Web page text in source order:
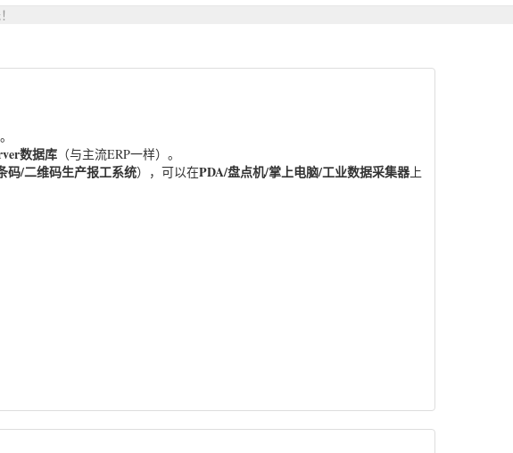
。
数据库 （与主流ERP一样）。
码/二维码生产报工系统），可以在PDA/盘点机/掌上电脑/工业数据采集器上